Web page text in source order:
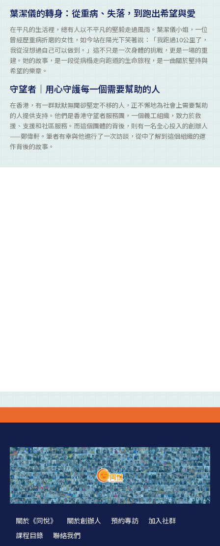
葉潔儀的轉身：從重病、失落，到跑出希望與愛
在平凡的生活裡，總有人以不平凡的堅毅走過風雨。葉潔儀小姐，一位
曾經歷重病折磨的女性，如今站在陽光下笑著說：「我跑過10公里了，
我從沒想過自己可以做到。」這不只是一次身體的挑戰，更是一場的重
建。她的故事，是一段從病榻走向跑道的生命旅程，是一曲關於堅持與
希望的樂章。
守望者｜用心守護每一個需要幫助的人
在香港，有一群默默無聞卻堅定不移的人，正不懈地為社會上需要幫助
的人提供支持。他們是香港守望者服務團，一個義工組織，致力於救
援、支援和社區服務。而這個團體的背後，則有一名全心投入的創辦人
——鄭偉軒。筆者有幸與他進行了一次訪談，從中了解到這個組織的運
作背後的故事。
關於《同悅》 關於創辦人 預約專訪
加入社群
課程目錄
聯絡我們